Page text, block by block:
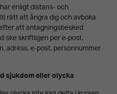
enligt distans- och
rätt att ångra dig och avboka
att antagningsbesked
ske skriftligen per e-post.
adress, e-post, personnummer
sjukdom eller olycka
för att
hemsidan
över huvud
fungera.